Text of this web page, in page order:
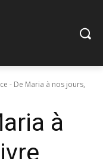
- De Maria à nos jours,
à